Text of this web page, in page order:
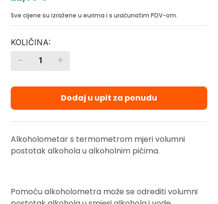
Sve cijene su izražene u eurima i s uračunatim PDV-om.
Quantity
- +
Dodaj u upit za ponudu
Alkoholometar s termometrom mjeri volumni
postotak alkohola u alkoholnim pićima.
Pomoću alkoholometra može se odrediti volumni